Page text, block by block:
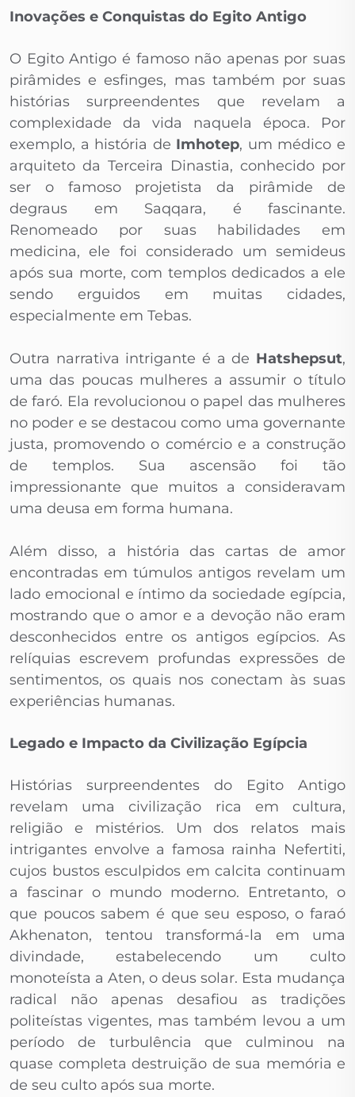
Inovações e Conquistas do Egito Antigo
O Egito Antigo é famoso não apenas por suas
pirâmides e esfinges, mas também por suas
histórias surpreendentes que revelam a
complexidade da vida naquela época. Por
exemplo, a história de Imhotep, um médico e
arquiteto da Terceira Dinastia, conhecido por
ser o famoso projetista da pirâmide de
degraus em Saqqara, é fascinante.
Renomeado por suas habilidades em
medicina, ele foi considerado um semideus
após sua morte, com templos dedicados a ele
sendo erguidos em muitas cidades,
especialmente em Tebas.
Outra narrativa intrigante é a de Hatshepsut,
uma das poucas mulheres a assumir o título
de faró. Ela revolucionou o papel das mulheres
no poder e se destacou como uma governante
justa, promovendo o comércio e a construção
de templos. Sua ascensão foi tão
impressionante que muitos a consideravam
uma deusa em forma humana.
Além disso, a história das cartas de amor
encontradas em túmulos antigos revelam um
lado emocional e íntimo da sociedade egípcia,
mostrando que o amor e a devoção não eram
desconhecidos entre os antigos egípcios. As
relíquias escrevem profundas expressões de
sentimentos, os quais nos conectam às suas
experiências humanas.
Legado e Impacto da Civilização Egípcia
Histórias surpreendentes do Egito Antigo
revelam uma civilização rica em cultura,
religião e mistérios. Um dos relatos mais
intrigantes envolve a famosa rainha Nefertiti,
cujos bustos esculpidos em calcita continuam
a fascinar o mundo moderno. Entretanto, o
que poucos sabem é que seu esposo, o faraó
Akhenaton, tentou transformá-la em uma
divindade, estabelecendo um culto
monoteísta a Aten, o deus solar. Esta mudança
radical não apenas desafiou as tradições
politeístas vigentes, mas também levou a um
período de turbulência que culminou na
quase completa destruição de sua memória e
de seu culto após sua morte.